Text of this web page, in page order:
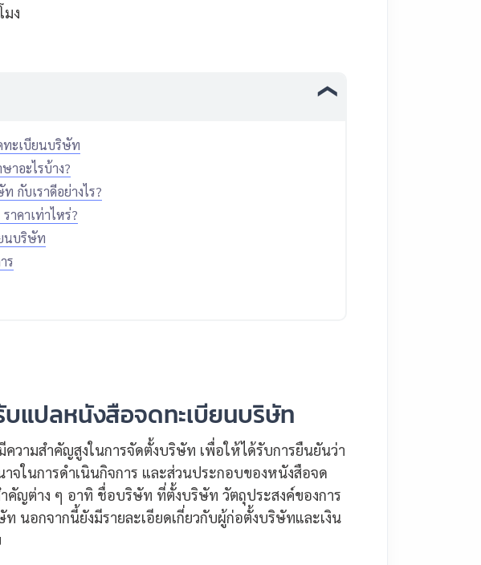
ง
ทะเบียนบริษัท
าอะไรบ้าง?
กับเราดีอย่างไร?
าคาเท่าไหร่?
นบริษัท
ร
แปลหนังสือจดทะเบียนบริษัท
วามสำคัญสูงในการจัดตั้งบริษัท เพื่อให้ได้รับการยืนยันว่า
ในการดำเนินกิจการ และส่วนประกอบของหนังสือจด
ญต่าง ๆ อาทิ ชื่อบริษัท ที่ตั้งบริษัท วัตถุประสงค์ของการ
นอกจากนี้ยังมีรายละเอียดเกี่ยวกับผู้ก่อตั้งบริษัทและเงิน